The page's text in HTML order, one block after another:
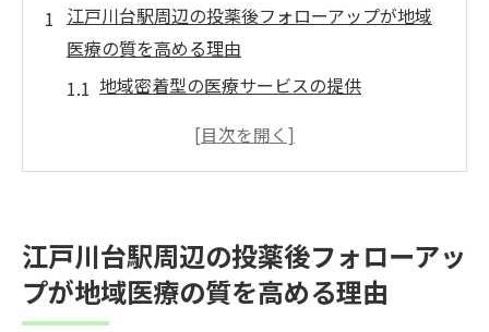
江戸川台駅周辺の投薬後フォローアップが地域
医療の質を高める理由
地域密着型の医療サービスの提供
個別化された患者ケアの重要性
持続可能な健康管理を目指す取り組み
患者の生活を豊かにするための投薬後フォロー
江戸川台駅周辺の投薬後フォローアッ
プが地域医療の質を高める理由